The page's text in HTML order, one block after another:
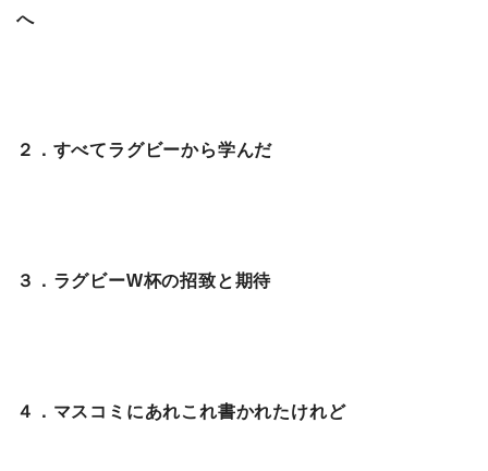
へ
２．すべてラグビーから学んだ
３．ラグビーW杯の招致と期待
４．マスコミにあれこれ書かれたけれど